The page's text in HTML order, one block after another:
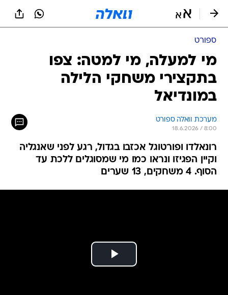
ספורט
מי למעלה, מי למטה: צפו
בתקצירי משחקי הלילה
במונדיאל
מערכת וואלה ספורט
18.6.2026 / 8:00
רונאלדו ופורטוגל אכזבו בגדול, רגע לפני שאנגליה
וקיין הפגיזו ונראו כמו מי שמסוגלים ללכת עד
הסוף. 4 משחקים, 13 שערים